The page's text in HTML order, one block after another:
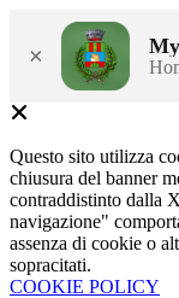
×
Questo sito utilizza
chiusura del banner
contraddistinto dalla
navigazione"
assenza di cookie o
sopracitati.
COOKIE POLICY